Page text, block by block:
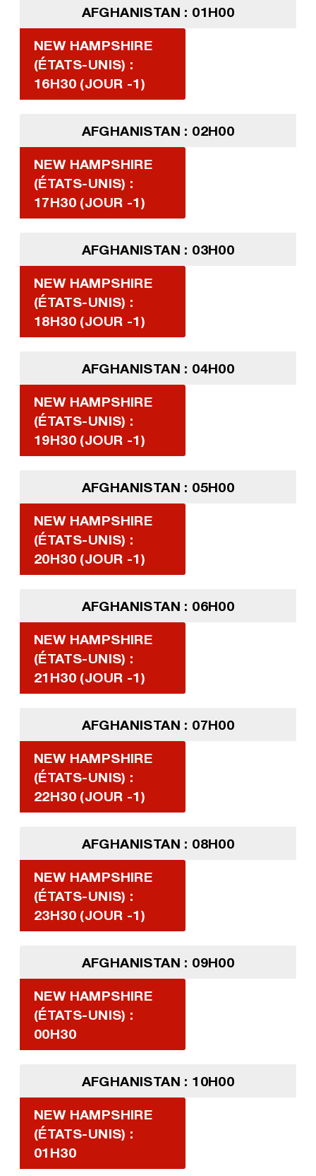
AFGHANISTAN : 01H00
NEW HAMPSHIRE
(ÉTATS-UNIS) :
16H30 (JOUR -1)
AFGHANISTAN : 02H00
NEW HAMPSHIRE
(ÉTATS-UNIS) :
17H30 (JOUR -1)
AFGHANISTAN : 03H00
NEW HAMPSHIRE
(ÉTATS-UNIS) :
18H30 (JOUR -1)
AFGHANISTAN : 04H00
NEW HAMPSHIRE
(ÉTATS-UNIS) :
19H30 (JOUR -1)
AFGHANISTAN : 05H00
NEW HAMPSHIRE
(ÉTATS-UNIS) :
20H30 (JOUR -1)
AFGHANISTAN : 06H00
NEW HAMPSHIRE
(ÉTATS-UNIS) :
21H30 (JOUR -1)
AFGHANISTAN : 07H00
NEW HAMPSHIRE
(ÉTATS-UNIS) :
22H30 (JOUR -1)
AFGHANISTAN : 08H00
NEW HAMPSHIRE
(ÉTATS-UNIS) :
23H30 (JOUR -1)
AFGHANISTAN : 09H00
NEW HAMPSHIRE
(ÉTATS-UNIS) :
00H30
AFGHANISTAN : 10H00
NEW HAMPSHIRE
(ÉTATS-UNIS) :
01H30